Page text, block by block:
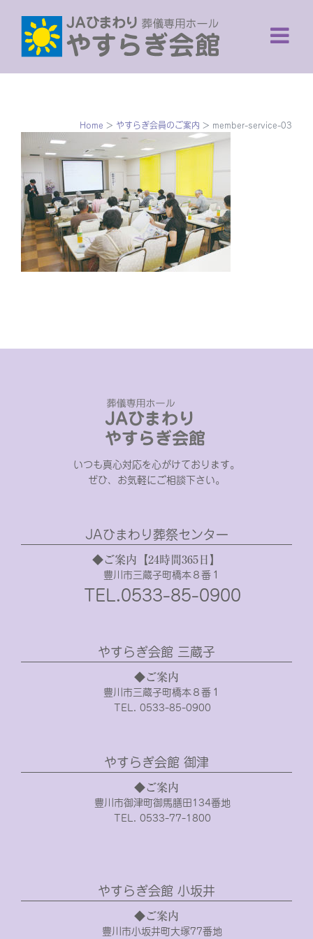
content
Home > やすらぎ会員のご案内 > member-service-03
いつも真心対応を心がけております。
ぜひ、お気軽にご相談下さい。
JAひまわり葬祭センター
◆ご案内【24時間365日】
豊川市三蔵子町橋本８番１
TEL.0533-85-0900
やすらぎ会館 三蔵子
◆ご案内
豊川市三蔵子町橋本８番１
TEL. 0533-85-0900
やすらぎ会館 御津
◆ご案内
豊川市御津町御馬膳田134番地
TEL. 0533-77-1800
やすらぎ会館 小坂井
◆ご案内
豊川市小坂井町大塚77番地